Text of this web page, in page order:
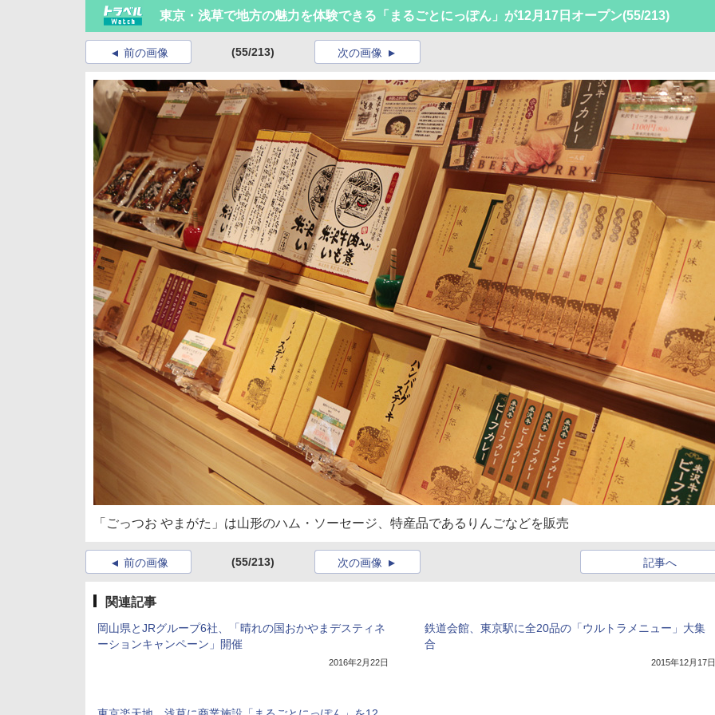
東京・浅草で地方の魅力を体験できる「まるごとにっぽん」が12月17日オープン(55/213)
前の画像 (55/213) 次の画像
「ごっつお やまがた」は山形のハム・ソーセージ、特産品であるりんごなどを販売
前の画像 (55/213) 記事へ
次の画像
関連記事
岡山県とJRグループ6社、「晴れの国おかやまデスティネ
ーションキャンペーン」開催
2016年2月22日
鉄道会館、東京駅に全20品の「ウルトラメニュー」大集
合
2015年12月17日